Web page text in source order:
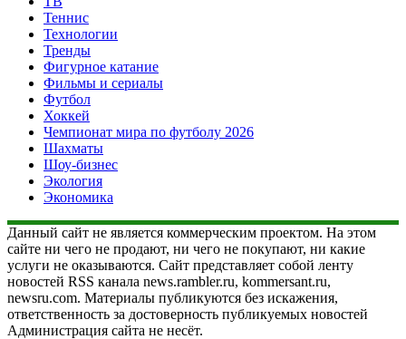
Теннис
Технологии
Тренды
Фигурное катание
Фильмы и сериалы
Футбол
Хоккей
Чемпионат мира по футболу 2026
Шахматы
Шоу-бизнес
Экология
Экономика
Данный сайт не является коммерческим проектом. На этом
сайте ни чего не продают, ни чего не покупают, ни какие
услуги не оказываются. Сайт представляет собой ленту
новостей RSS канала news.rambler.ru, kommersant.ru,
newsru.com. Материалы публикуются без искажения,
ответственность за достоверность публикуемых новостей
Администрация сайта не несёт.